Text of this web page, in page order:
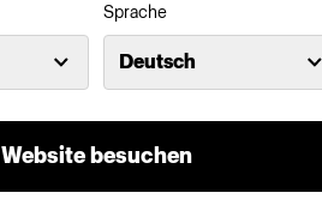
Sprache
Deutsch
Website besuchen